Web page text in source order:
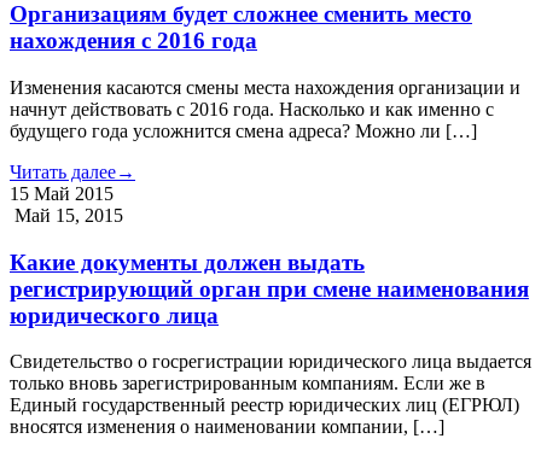
Организациям будет сложнее сменить место
нахождения с 2016 года
Изменения касаются смены места нахождения организации и
начнут действовать с 2016 года. Насколько и как именно с
будущего года усложнится смена адреса? Можно ли […]
Читать далее→
15 Май 2015
Май 15, 2015
Какие документы должен выдать
регистрирующий орган при смене наименования
юридического лица
Свидетельство о госрегистрации юридического лица выдается
только вновь зарегистрированным компаниям. Если же в
Единый государственный реестр юридических лиц (ЕГРЮЛ)
вносятся изменения о наименовании компании, […]